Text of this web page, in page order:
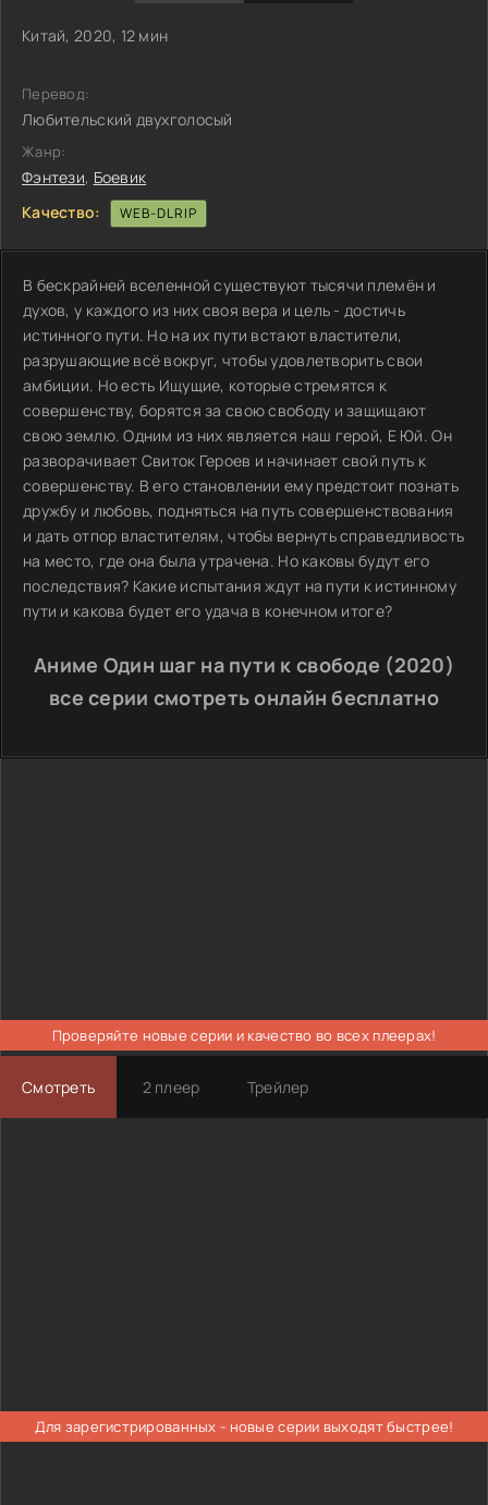
Китай, 2020, 12 мин
Перевод:
Любительский двухголосый
Жанр:
Фэнтези, Боевик
Качество:
WEB-DLRIP
В бескрайней вселенной существуют тысячи племён и
духов, у каждого из них своя вера и цель - достичь
истинного пути. Но на их пути встают властители,
разрушающие всё вокруг, чтобы удовлетворить свои
амбиции. Но есть Ищущие, которые стремятся к
совершенству, борятся за свою свободу и защищают
свою землю. Одним из них является наш герой, Е Юй. Он
разворачивает Свиток Героев и начинает свой путь к
совершенству. В его становлении ему предстоит познать
дружбу и любовь, подняться на путь совершенствования
и дать отпор властителям, чтобы вернуть справедливость
на место, где она была утрачена. Но каковы будут его
последствия? Какие испытания ждут на пути к истинному
пути и какова будет его удача в конечном итоге?
Аниме Один шаг на пути к свободе (2020)
все серии смотреть онлайн бесплатно
Проверяйте новые серии и качество во всех плеерах!
Смотреть 2 плеер Трейлер
Для зарегистрированных - новые серии выходят быстрее!